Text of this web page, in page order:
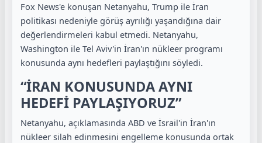
Fox News'e konuşan Netanyahu, Trump ile İran
politikası nedeniyle görüş ayrılığı yaşandığına dair
değerlendirmeleri kabul etmedi. Netanyahu,
Washington ile Tel Aviv'in İran'ın nükleer programı
konusunda aynı hedefleri paylaştığını söyledi.
“İRAN KONUSUNDA AYNI
HEDEFİ PAYLAŞIYORUZ”
Netanyahu, açıklamasında ABD ve İsrail'in İran'ın
nükleer silah edinmesini engelleme konusunda ortak